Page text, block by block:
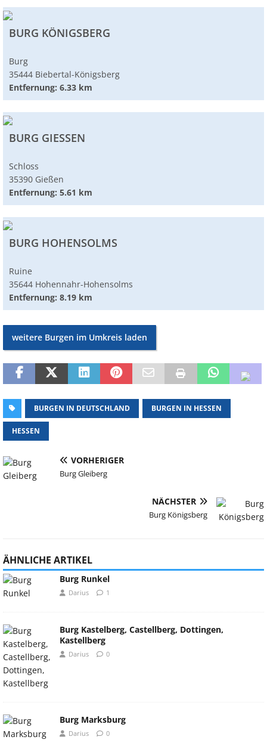
BURG KÖNIGSBERG
Burg
35444 Biebertal-Königsberg
Entfernung: 6.33 km
BURG GIESSEN
Schloss
35390 Gießen
Entfernung: 5.61 km
BURG HOHENSOLMS
Ruine
35644 Hohennahr-Hohensolms
Entfernung: 8.19 km
weitere Burgen im Umkreis laden
BURGEN IN DEUTSCHLAND BURGEN IN HESSEN
HESSEN
VORHERIGER
Burg Gleiberg
NÄCHSTER
Burg Königsberg
ÄHNLICHE ARTIKEL
Burg Runkel
Darius 1
Burg Kastelberg, Castellberg, Dottingen,
Kastellberg
Darius 0
Burg Marksburg
Darius 0